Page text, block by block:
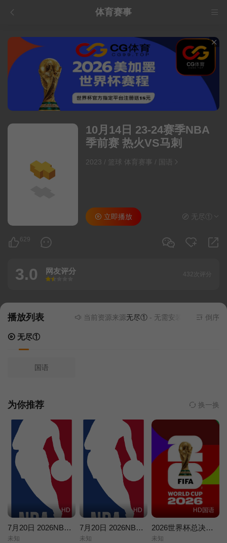
体育赛事
10月14日 23-24赛季NBA
季前赛 热火VS马刺
2023 / 篮球 体育赛事 / 国语
629
立即播放 无尽①
3.0 网友评分
很差
较差还行推荐力荐
432次评分
播放列表 当前资源来源无尽①- 无需安装任何插件 倒序
无尽①
国语
为你推荐 换一换
HD
7月20日 2026NBA夏季联赛 勇士VS灰熊
未知
HD
7月20日 2026NBA夏季联赛 掘金VS猛龙
未知
HD国语
2026世界杯总决赛西班牙VS阿根廷
未知